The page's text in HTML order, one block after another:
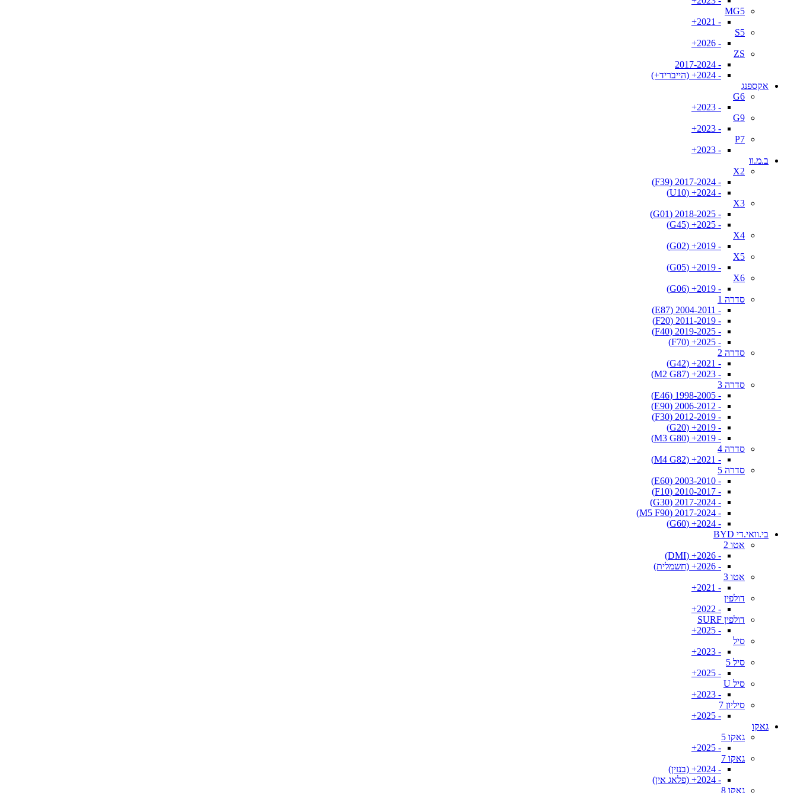
MG5
- 2021+
S5
- 2026+
ZS
- 2017-2024
- 2024+ (הייבריד+)
אקספנג
G6
- 2023+
G9
- 2023+
P7
- 2023+
ב.מ.וו
X2
- 2017-2024 (F39)
- 2024+ (U10)
X3
- 2018-2025 (G01)
- 2025+ (G45)
X4
- 2019+ (G02)
X5
- 2019+ (G05)
X6
- 2019+ (G06)
סדרה 1
- 2004-2011 (E87)
- 2011-2019 (F20)
- 2019-2025 (F40)
- 2025+ (F70)
סדרה 2
- 2021+ (G42)
- 2023+ (M2 G87)
סדרה 3
- 1998-2005 (E46)
- 2006-2012 (E90)
- 2012-2019 (F30)
- 2019+ (G20)
- 2019+ (M3 G80)
סדרה 4
- 2021+ (M4 G82)
סדרה 5
- 2003-2010 (E60)
- 2010-2017 (F10)
- 2017-2024 (G30)
- 2017-2024 (M5 F90)
- 2024+ (G60)
בי.וואי.די BYD
אטו 2
- 2026+ (DMI)
- 2026+ (חשמלית)
אטו 3
- 2021+
דולפין
- 2022+
דולפין SURF
- 2025+
סיל
- 2023+
סיל 5
- 2025+
סיל U
- 2023+
סיליון 7
- 2025+
גאקו
גאקו 5
- 2025+
גאקו 7
- 2024+ (בנזין)
- 2024+ (פלאג אין)
גאקו 8